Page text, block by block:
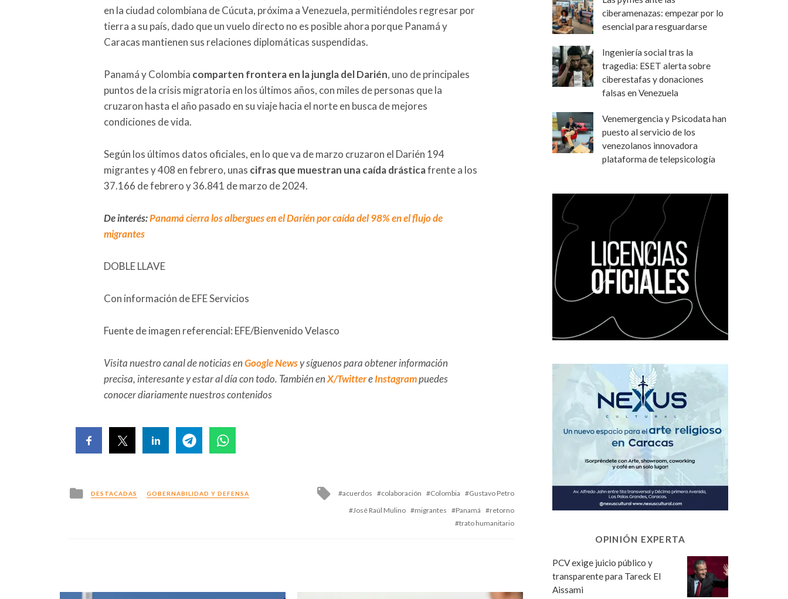
en la ciudad colombiana de Cúcuta, próxima a Venezuela, permitiéndoles regresar por
tierra a su país, dado que un vuelo directo no es posible ahora porque Panamá y
Caracas mantienen sus relaciones diplomáticas suspendidas.
Panamá y Colombia comparten frontera en la jungla del Darién, uno de principales
puntos de la crisis migratoria en los últimos años, con miles de personas que la
cruzaron hasta el año pasado en su viaje hacia el norte en busca de mejores
condiciones de vida.
Según los últimos datos oficiales, en lo que va de marzo cruzaron el Darién 194
migrantes y 408 en febrero, unas cifras que muestran una caída drásticafrente a los
37.166 de febrero y 36.841 de marzo de 2024.
De interés:Panamá cierra los albergues en el Darién por caída del 98% en el flujo de
migrantes
DOBLE LLAVE
Con información de EFE Servicios
Fuente de imagen referencial: EFE/Bienvenido Velasco
Visita nuestro canal de noticias enGoogle Newsy síguenos para obtener información
precisa, interesante y estar al día con todo. También enX/TwittereInstagrampuedes
conocer diariamente nuestros contenidos
Posted
in
DESTACADAS GOBERNABILIDAD Y DEFENSA
Tagged
acuerdos colaboración Colombia
Gustavo Petro
José Raúl Mulino
migrantes Panamá
retorno
trato humanitario
ciberamenazas: empezar por lo
esencial para resguardarse
Ingeniería social tras la
tragedia: ESET alerta sobre
ciberestafas y donaciones
falsas en Venezuela
Venemergencia y Psicodata han
puesto al servicio de los
venezolanos innovadora
plataforma de telepsicología
OPINIÓN EXPERTA
PCV exige juicio público y
transparente para Tareck El
Aissami